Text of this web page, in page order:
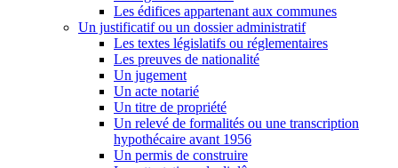
Les édifices appartenant aux communes
Un justificatif ou un dossier administratif
Les textes législatifs ou réglementaires
Les preuves de nationalité
Un jugement
Un acte notarié
Un titre de propriété
Un relevé de formalités ou une transcription
hypothécaire avant 1956
Un permis de construire